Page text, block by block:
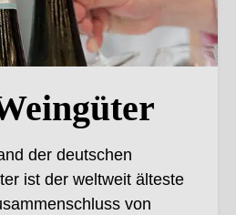
der deutschen
ist der weltweit älteste
von